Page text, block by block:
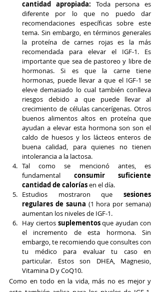
cantidad apropiada: Toda persona es
diferente por lo que no puedo dar
recomendaciones específicas sobre este
tema. Sin embargo, en términos generales
la proteína de carnes rojas es la más
recomendada para elevar el IGF-1. Es
importante que sea de pastoreo y libre de
hormonas. Si es que la carne tiene
hormonas, puede llevar a que el IGF-1 se
eleve demasiado lo cual también conlleva
riesgos debido a que puede llevar al
crecimiento de células cancerígenas. Otros
buenos alimentos altos en proteína que
ayudan a elevar esta hormona son son el
caldo de huesos y los lácteos enteros de
buena calidad, para quienes no tienen
intolerancia a la lactosa.
Tal como se mencionó antes, es
fundamental consumir suficiente
cantidad de calorías en el día.
Estudios mostraron que sesiones
regulares de sauna (1 hora por semana)
aumentan los niveles de IGF-1.
Hay ciertos suplementos que ayudan con
el incremento de esta hormona. Sin
embargo, te recomiendo que consultes con
tu médico para evaluar tu caso en
particular. Estos son DHEA, Magnesio,
Vitamina D y CoQ10.
Como en todo en la vida, más no es mejor y